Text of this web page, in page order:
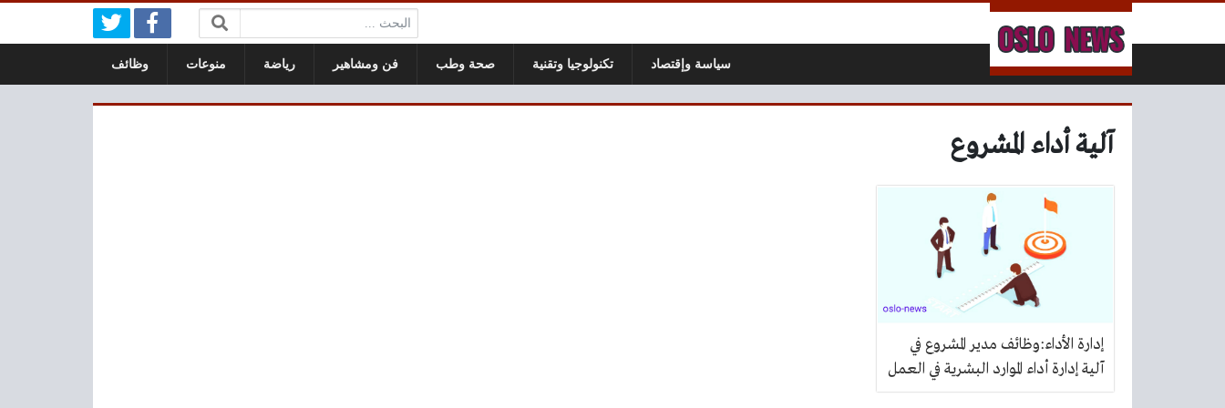
التخطي إلى المحتوى
البحث:
سياسة وإقتصاد تكنولوجيا وتقنية صحة وطب فن ومشاهير رياضة منوعات وظائف
آلية أداء المشروع
إدارة الأداء:وظائف مدير المشروع في
آلية إدارة أداء الموارد البشرية في العمل